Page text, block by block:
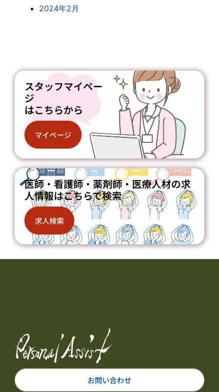
2024年2月
スタッフマイペー
ジ
はこちらから
マイページ
医師・看護師・薬剤師・医療人材の求
人情報はこちらで検索
求人検索
お問い合わせ